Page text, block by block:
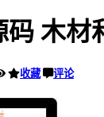
木材
收藏 评论